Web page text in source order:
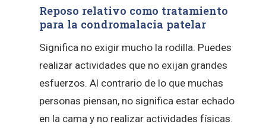
Reposo relativo como tratamiento
para la condromalacia patelar
Significa no exigir mucho la rodilla. Puedes
realizar actividades que no exijan grandes
esfuerzos. Al contrario de lo que muchas
personas piensan, no significa estar echado
en la cama y no realizar actividades físicas.